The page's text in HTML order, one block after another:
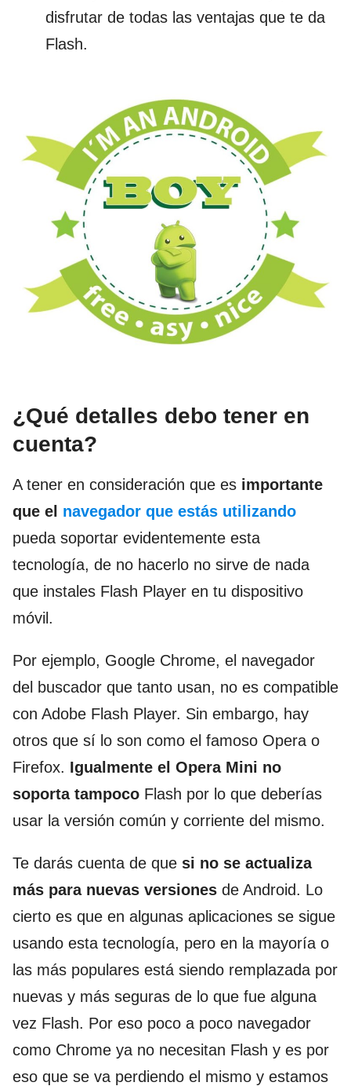
disfrutar de todas las ventajas que te da
Flash.
¿Qué detalles debo tener en
cuenta?
A tener en consideración que es importante
que el navegador que estás utilizando
pueda soportar evidentemente esta
tecnología, de no hacerlo no sirve de nada
que instales Flash Player en tu dispositivo
móvil.
Por ejemplo, Google Chrome, el navegador
del buscador que tanto usan, no es compatible
con Adobe Flash Player. Sin embargo, hay
otros que sí lo son como el famoso Opera o
Firefox. Igualmente el Opera Mini no
soporta tampoco Flash por lo que deberías
usar la versión común y corriente del mismo.
Te darás cuenta de que si no se actualiza
más para nuevas versiones de Android. Lo
cierto es que en algunas aplicaciones se sigue
usando esta tecnología, pero en la mayoría o
las más populares está siendo remplazada por
nuevas y más seguras de lo que fue alguna
vez Flash. Por eso poco a poco navegador
como Chrome ya no necesitan Flash y es por
eso que se va perdiendo el mismo y estamos